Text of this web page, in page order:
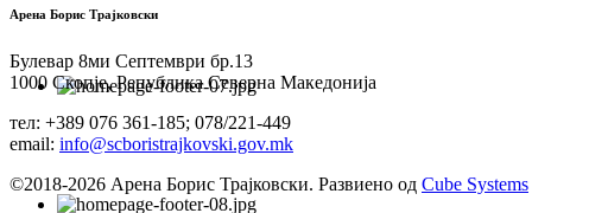
Арена Борис Трајковски
Булевар 8ми Септември бр.13
1000 Скопје, Република Северна Македонија
тел: +389 076 361-185; 078/221-449
email: info@scboristrajkovski.gov.mk
©2018-2026 Арена Борис Трајковски. Развиено од Cube Systems